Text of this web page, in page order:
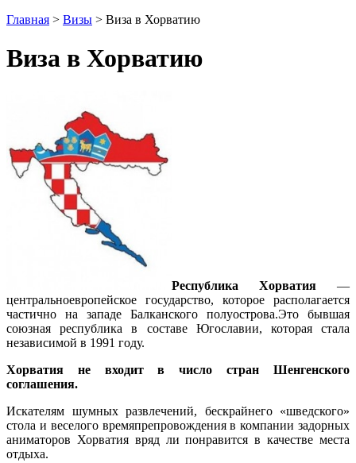
Главная > Визы > Виза в Хорватию
Виза в Хорватию
Республика Хорватия —
центральноевропейское государство, которое располагается
частично на западе Балканского полуострова.Это бывшая
союзная республика в составе Югославии, которая стала
независимой в 1991 году.
Хорватия не входит в число стран Шенгенского
соглашения.
Искателям шумных развлечений, бескрайнего «шведского»
стола и веселого времяпрепровождения в компании задорных
аниматоров Хорватия вряд ли понравится в качестве места
отдыха.